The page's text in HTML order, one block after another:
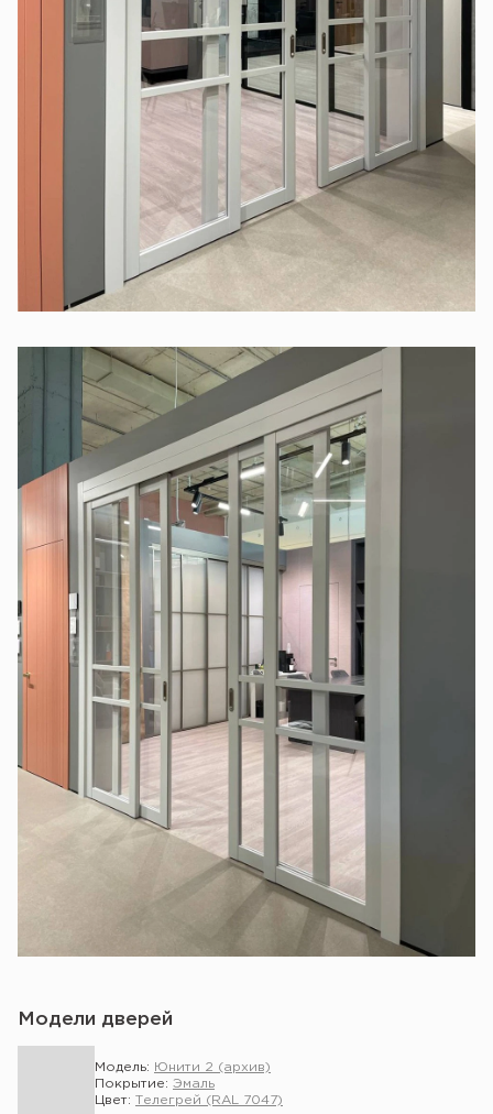
Модели дверей
Модель:
Юнити 2 (архив)
Покрытие: Эмаль
Цвет: Телегрей (RAL 7047)